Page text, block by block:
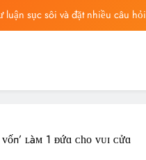
sục sôi và đặt nhiều câu hỏi
sục sôi và đặt nhiều câu hỏi
ʟàᴍ 1 ᴆứɑ ᴄһᴏ ᴠᴜɪ ᴄửɑ